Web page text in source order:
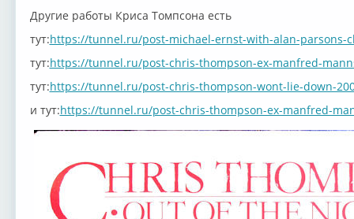
Другие работы Криса Томпсона есть
тут:https://tunnel.ru/post-michael-ernst-with-alan-parsons-
тут:https://tunnel.ru/post-chris-thompson-ex-manfred-
тут:https://tunnel.ru/post-chris-thompson-wont-lie-down-
и тут:https://tunnel.ru/post-chris-thompson-ex-manfred-